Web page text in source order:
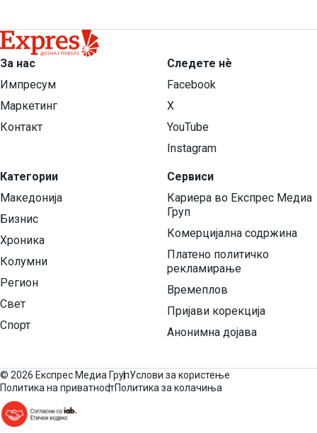
За нас
Импресум
Маркетинг
Контакт
Категории
Македонија
Бизнис
Хроника
Колумни
Регион
Свет
Спорт
Следете нѐ
Facebook
X
YouTube
Instagram
Сервиси
Кариера во Експрес Медиа
Груп
Комерцијална содржина
Платено политичко
рекламирање
Времеплов
Пријави корекција
Анонимна дојава
© 2026 Експрес Медиа ГрупУслови за користење
Политика на приватностПолитика за колачиња